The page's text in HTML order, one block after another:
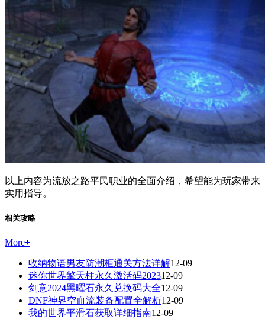
以上内容为流放之路平民职业的全面介绍，希望能为玩家带来
实用指导。
相关攻略
More+
收纳物语男友防潮柜通关方法详解12-09
迷你世界擎天柱永久激活码202312-09
剑意2024黑曜石永久兑换码大全12-09
DNF神界空血流装备配置全解析12-09
我的世界平滑石获取详细指南12-09